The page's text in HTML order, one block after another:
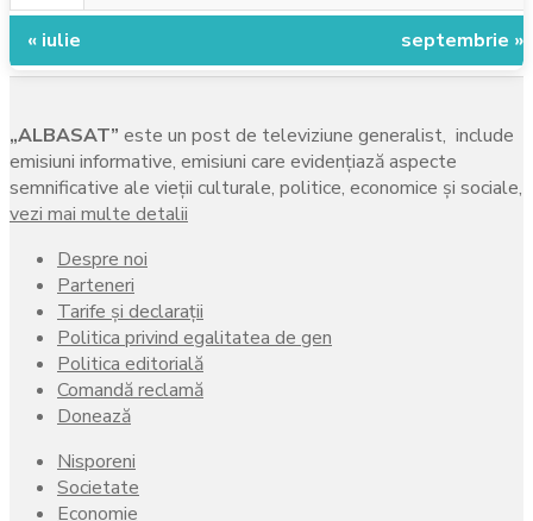
« iulie septembrie »
„ALBASAT” este un post de televiziune generalist, include
emisiuni informative, emisiuni care evidenţiază aspecte
semnificative ale vieţii culturale, politice, economice şi sociale,
vezi mai multe detalii
Despre noi
Parteneri
Tarife și declarații
Politica privind egalitatea de gen
Politica editorială
Comandă reclamă
Donează
Nisporeni
Societate
Economie